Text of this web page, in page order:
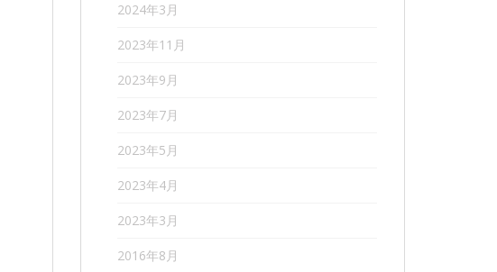
2024年3月
2023年11月
2023年9月
2023年7月
2023年5月
2023年4月
2023年3月
2016年8月